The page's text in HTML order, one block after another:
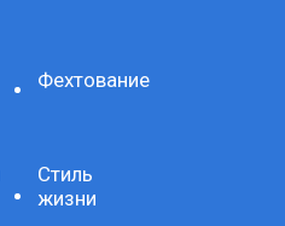
Фехтование
Стиль
жизни